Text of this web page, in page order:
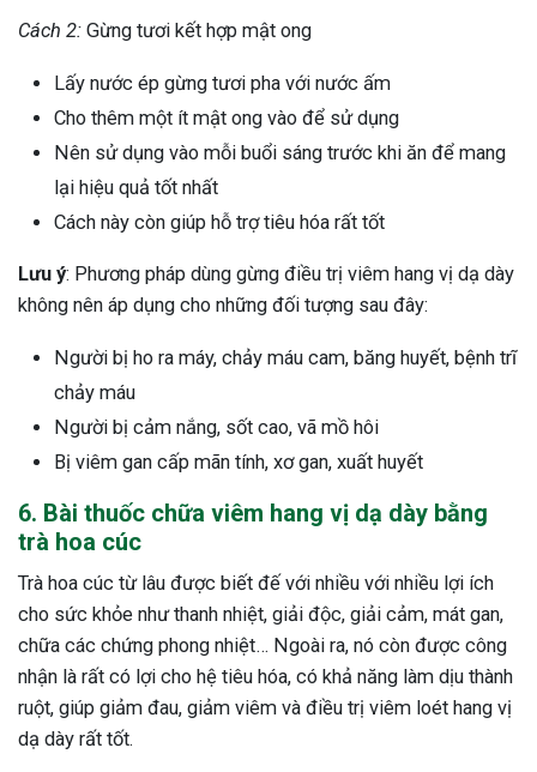
Cách 2: Gừng tươi kết hợp mật ong
Lấy nước ép gừng tươi pha với nước ấm
Cho thêm một ít mật ong vào để sử dụng
Nên sử dụng vào mỗi buổi sáng trước khi ăn để mang
lại hiệu quả tốt nhất
Cách này còn giúp hỗ trợ tiêu hóa rất tốt
Lưu ý: Phương pháp dùng gừng điều trị viêm hang vị dạ dày
không nên áp dụng cho những đối tượng sau đây:
Người bị ho ra máy, chảy máu cam, băng huyết, bệnh trĩ
chảy máu
Người bị cảm nắng, sốt cao, vã mồ hôi
Bị viêm gan cấp mãn tính, xơ gan, xuất huyết
6. Bài thuốc chữa viêm hang vị dạ dày bằng
trà hoa cúc
Trà hoa cúc từ lâu được biết đế với nhiều với nhiều lợi ích
cho sức khỏe như thanh nhiệt, giải độc, giải cảm, mát gan,
chữa các chứng phong nhiệt… Ngoài ra, nó còn được công
nhận là rất có lợi cho hệ tiêu hóa, có khả năng làm dịu thành
ruột, giúp giảm đau, giảm viêm và điều trị viêm loét hang vị
dạ dày rất tốt.